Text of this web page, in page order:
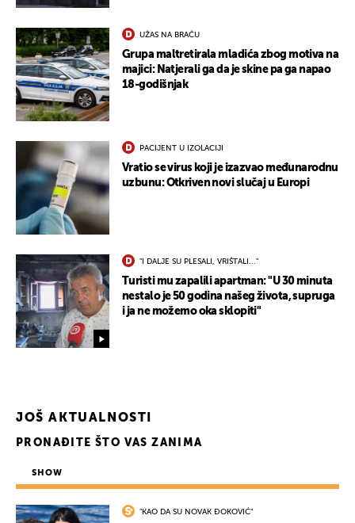
UŽAS NA BRAČU
Grupa maltretirala mladića zbog motiva na
majici: Natjerali ga da je skine pa ga napao
18-godišnjak
PACIJENT U IZOLACIJI
Vratio se virus koji je izazvao međunarodnu
uzbunu: Otkriven novi slučaj u Europi
"I DALJE SU PLESALI, VRIŠTALI..."
Turisti mu zapalili apartman: "U 30 minuta
nestalo je 50 godina našeg života, supruga
i ja ne možemo oka sklopiti"
JOŠ AKTUALNOSTI
PRONAĐITE ŠTO VAS ZANIMA
SHOW
"KAO DA SU NOVAK ĐOKOVIĆ"
UKLJUČITE NOTIFIKACIJE